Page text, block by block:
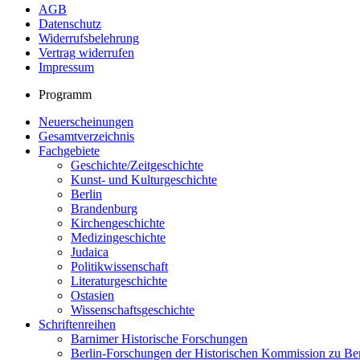
AGB
Datenschutz
Widerrufsbelehrung
Vertrag widerrufen
Impressum
Programm
Neuerscheinungen
Gesamtverzeichnis
Fachgebiete
Geschichte/Zeitgeschichte
Kunst- und Kulturgeschichte
Berlin
Brandenburg
Kirchengeschichte
Medizingeschichte
Judaica
Politikwissenschaft
Literaturgeschichte
Ostasien
Wissenschaftsgeschichte
Schriftenreihen
Barnimer Historische Forschungen
Berlin-Forschungen der Historischen Kommission zu